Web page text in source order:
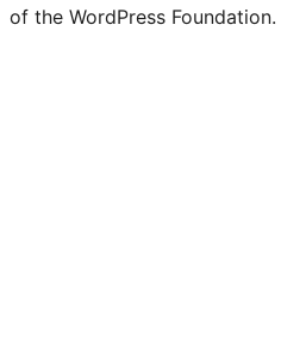
of the WordPress Foundation.